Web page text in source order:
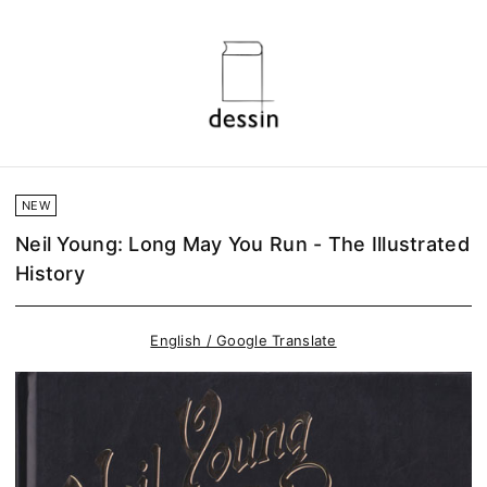
NEW
Neil Young: Long May You Run - The Illustrated
History
English / Google Translate